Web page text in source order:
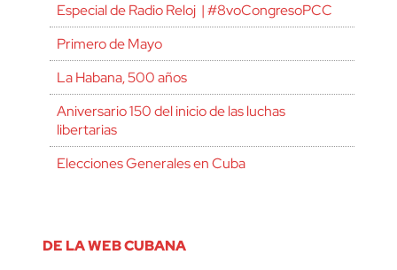
Especial de Radio Reloj | #8voCongresoPCC
Primero de Mayo
La Habana, 500 años
Aniversario 150 del inicio de las luchas
libertarias
Elecciones Generales en Cuba
DE LA WEB CUBANA